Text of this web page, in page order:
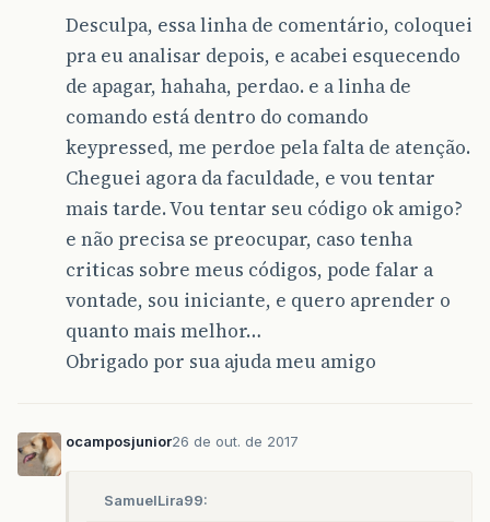
Desculpa, essa linha de comentário, coloquei
pra eu analisar depois, e acabei esquecendo
de apagar, hahaha, perdao. e a linha de
comando está dentro do comando
keypressed, me perdoe pela falta de atenção.
Cheguei agora da faculdade, e vou tentar
mais tarde. Vou tentar seu código ok amigo?
e não precisa se preocupar, caso tenha
criticas sobre meus códigos, pode falar a
vontade, sou iniciante, e quero aprender o
quanto mais melhor…
Obrigado por sua ajuda meu amigo
ocamposjunior26 de out. de 2017
SamuelLira99: